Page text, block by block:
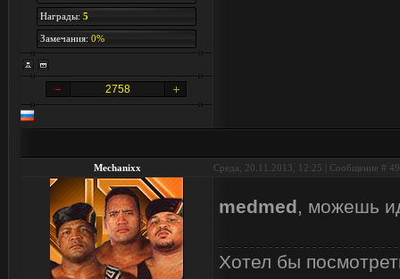
Награды: 5
Замечания: 0%
2758
Mechanixx Среда, 20.11.2013, 12:25 | Сообщение # 49
medmed, можешь
Хотел бы